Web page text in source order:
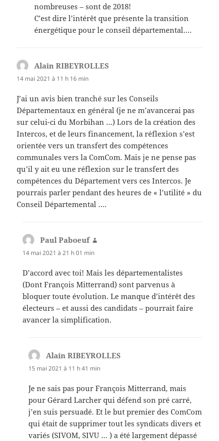
nombreuses – sont de 2018!
C’est dire l’intérêt que présente la transition
énergétique pour le conseil départemental….
Alain RIBEYROLLES
14 mai 2021 à 11 h 16 min
J’ai un avis bien tranché sur les Conseils
Départementaux en général (je ne m’avancerai pas
sur celui-ci du Morbihan …) Lors de la création des
Intercos, et de leurs financement, la réflexion s’est
orientée vers un transfert des compétences
communales vers la ComCom. Mais je ne pense pas
qu’il y ait eu une réflexion sur le transfert des
compétences du Département vers ces Intercos. Je
pourrais parler pendant des heures de « l’utilité » du
Conseil Départemental ….
Paul Paboeuf
14 mai 2021 à 21 h 01 min
D’accord avec toi! Mais les départementalistes
(Dont François Mitterrand) sont parvenus à
bloquer toute évolution. Le manque d’intérêt des
électeurs – et aussi des candidats – pourrait faire
avancer la simplification.
Alain RIBEYROLLES
15 mai 2021 à 11 h 41 min
Je ne sais pas pour François Mitterrand, mais
pour Gérard Larcher qui défend son pré carré,
j’en suis persuadé. Et le but premier des ComCom
qui était de supprimer tout les syndicats divers et
variés (SIVOM, SIVU … ) a été largement dépassé